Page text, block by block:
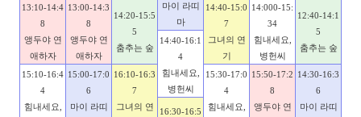
마이 라띠
마
13:10-14:4
8
앵두야 연
애하자
13:00-14:3
8
앵두야 연
애하자
14:20-15:5
5
춤추는 숲
14:40-15:0
7
그녀의 연
기
14:000-15:
34
힘내세요,
병헌씨
12:40-14:1
5
춤추는 숲
14:40-16:1
4
힘내세요,
병헌씨
15:10-16:4
4
힘내세요,
15:00-17:0
6
마이 라띠
16:10-16:3
7
그녀의 연
15:30-17:0
4
힘내세요,
15:50-17:2
8
앵두야 연
14:30-16:3
6
마이 라띠
16:30-16:5